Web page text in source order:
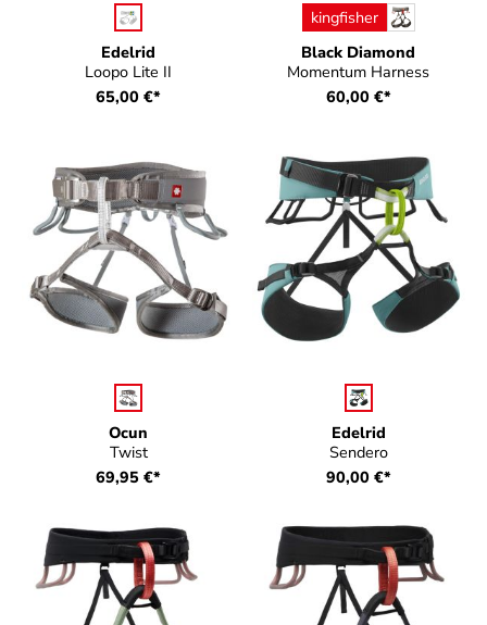
Edelrid
Loopo Lite II
Farbeauswählen
65,00 €*
Black Diamond
Momentum Harness
Farbeauswählen
kingfisher
60,00 €*
Ocun
Twist
Farbe
69,95 €*
Edelrid
Sendero
Farbe
90,00 €*